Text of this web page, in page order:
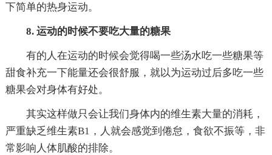
下简单的热身运动。
8. 运动的时候不要吃大量的糖果
有的人在运动的时候会觉得喝一些汤水吃一些糖果等
甜食补充一下能量还会很舒服，就以为运动过后多吃一些
糖果会对身体有好处。
其实这样做只会让我们身体内的维生素大量的消耗，
严重缺乏维生素B1，人就会感觉到倦怠，食欲不振等，非
常影响人体肌酸的排除。